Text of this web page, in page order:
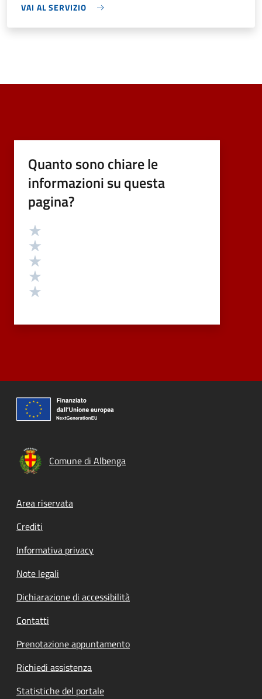
VAI AL SERVIZIO
Quanto sono chiare le
informazioni su questa
pagina?
Valutazione
Comune di Albenga
Footer menu
Area riservata
Crediti
Informativa privacy
Note legali
Dichiarazione di accessibilità
Contatti
Prenotazione appuntamento
Richiedi assistenza
Statistiche del portale